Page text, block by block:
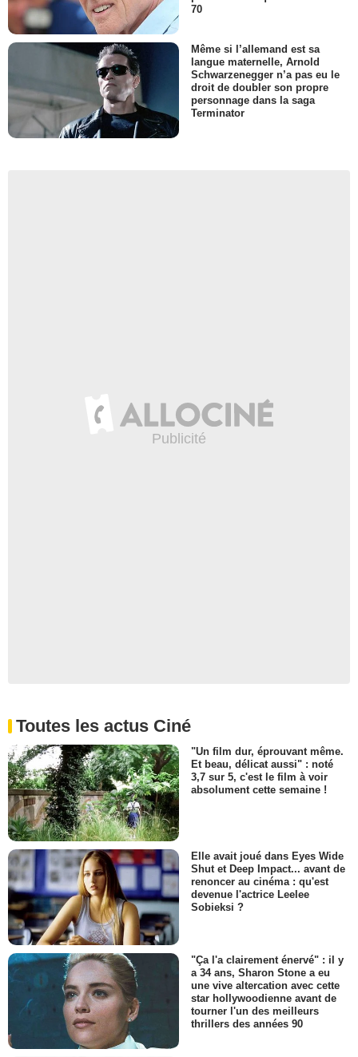
70
Même si l’allemand est sa
langue maternelle, Arnold
Schwarzenegger n’a pas eu le
droit de doubler son propre
personnage dans la saga
Terminator
Toutes les actus Ciné
"Un film dur, éprouvant même.
Et beau, délicat aussi" : noté
3,7 sur 5, c'est le film à voir
absolument cette semaine !
Elle avait joué dans Eyes Wide
Shut et Deep Impact... avant de
renoncer au cinéma : qu'est
devenue l'actrice Leelee
Sobieksi ?
"Ça l'a clairement énervé" : il y
a 34 ans, Sharon Stone a eu
une vive altercation avec cette
star hollywoodienne avant de
tourner l'un des meilleurs
thrillers des années 90